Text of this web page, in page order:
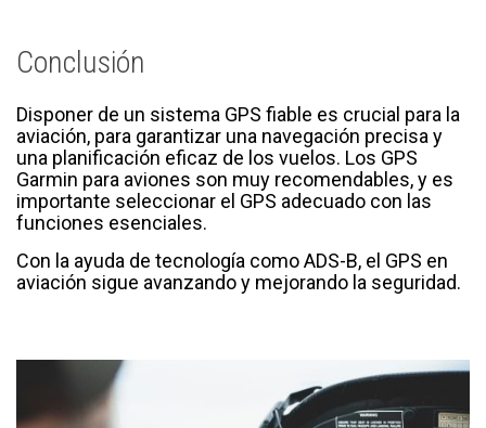
Conclusión
Disponer de un sistema GPS fiable es crucial para la
aviación, para garantizar una navegación precisa y
una planificación eficaz de los vuelos. Los GPS
Garmin para aviones son muy recomendables, y es
importante seleccionar el GPS adecuado con las
funciones esenciales.
Con la ayuda de tecnología como ADS-B, el GPS en
aviación sigue avanzando y mejorando la seguridad.